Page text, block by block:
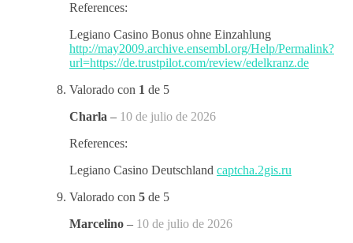
References:
Legiano Casino Bonus ohne Einzahlung
http://may2009.archive.ensembl.org/Help/Permalink?
url=https://de.trustpilot.com/review/edelkranz.de
Valorado con 1 de 5
Charla – 10 de julio de 2026
References:
Legiano Casino Deutschland captcha.2gis.ru
Valorado con 5 de 5
Marcelino – 10 de julio de 2026